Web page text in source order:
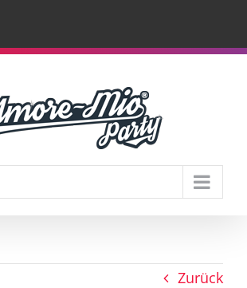
Zurück